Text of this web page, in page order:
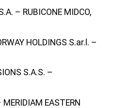
– RUBICONE MIDCO,
HOLDINGS S.ar.l. –
S.A.S. –
EASTERN